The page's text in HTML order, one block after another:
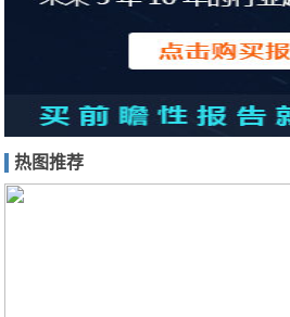
热图推荐